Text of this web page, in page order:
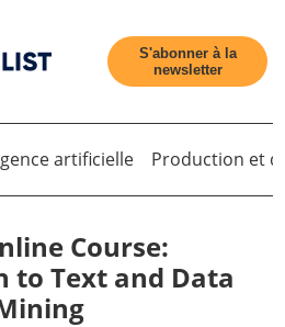
S'abonner à la
newsletter
artificielle Production et
Course:
to Text and Data